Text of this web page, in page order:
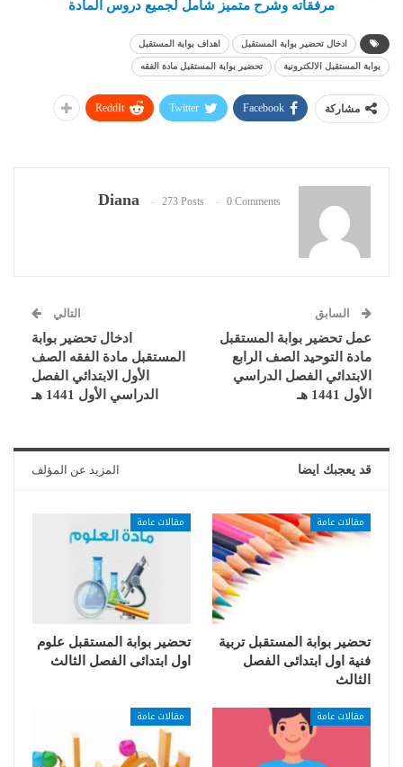
مرفقاته وشرح متميز شامل لجميع دروس المادة
ادخال تحضير بوابة المستقبل اهداف بوابة المستقبل
بوابة المستقبل الالكترونية تحضير بوابة المستقبل مادة الفقه
مشاركة Facebook
Twitter
ReddIt
Diana 273 Posts 0 Comments
السابق
عمل تحضير بوابة المستقبل
مادة التوحيد الصف الرابع
الابتدائي الفصل الدراسي
الأول 1441 هـ
التالي
ادخال تحضير بوابة
المستقبل مادة الفقه الصف
الأول الابتدائي الفصل
الدراسي الأول 1441 هـ
قد يعجبك ايضا المزيد عن المؤلف
مقالات عامة
تحضير بوابة المستقبل تربية
فنية اول ابتدائى الفصل
الثالث
مقالات عامة
تحضير بوابة المستقبل علوم
اول ابتدائى الفصل الثالث
مقالات عامة مقالات عامة